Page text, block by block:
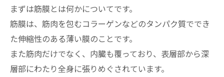
まずは筋膜とは何かについてです。
筋膜は、筋肉を包むコラーゲンなどのタンパク質ででき
た伸縮性のある薄い膜のことです。
また筋肉だけでなく、内臓も覆っており、表層部から深
層部にわたり全身に張りめぐされています。